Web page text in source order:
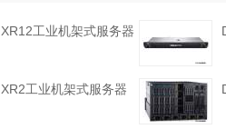
工业机架式服务器
工业机架式服务器